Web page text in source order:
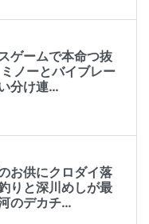
ゲームで本命つ抜
ノーとバイブレー
分け連…
お供にクロダイ落
りと深川めしが最
のデカチ…